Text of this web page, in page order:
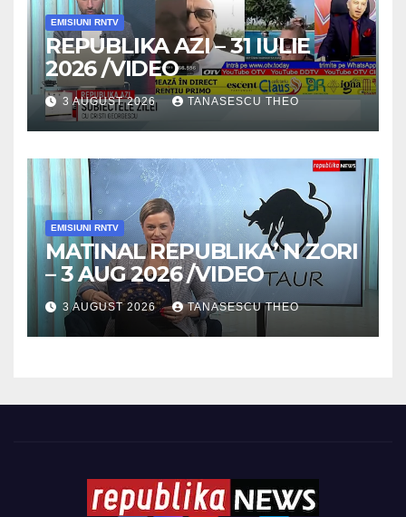
EMISIUNI RNTV
REPUBLIKA AZI – 31 IULIE
2026 /VIDEO
3 AUGUST 2026 TANASESCU THEO
EMISIUNI RNTV
MATINAL REPUBLIKA’ N ZORI
– 3 AUG 2026 /VIDEO
3 AUGUST 2026 TANASESCU THEO